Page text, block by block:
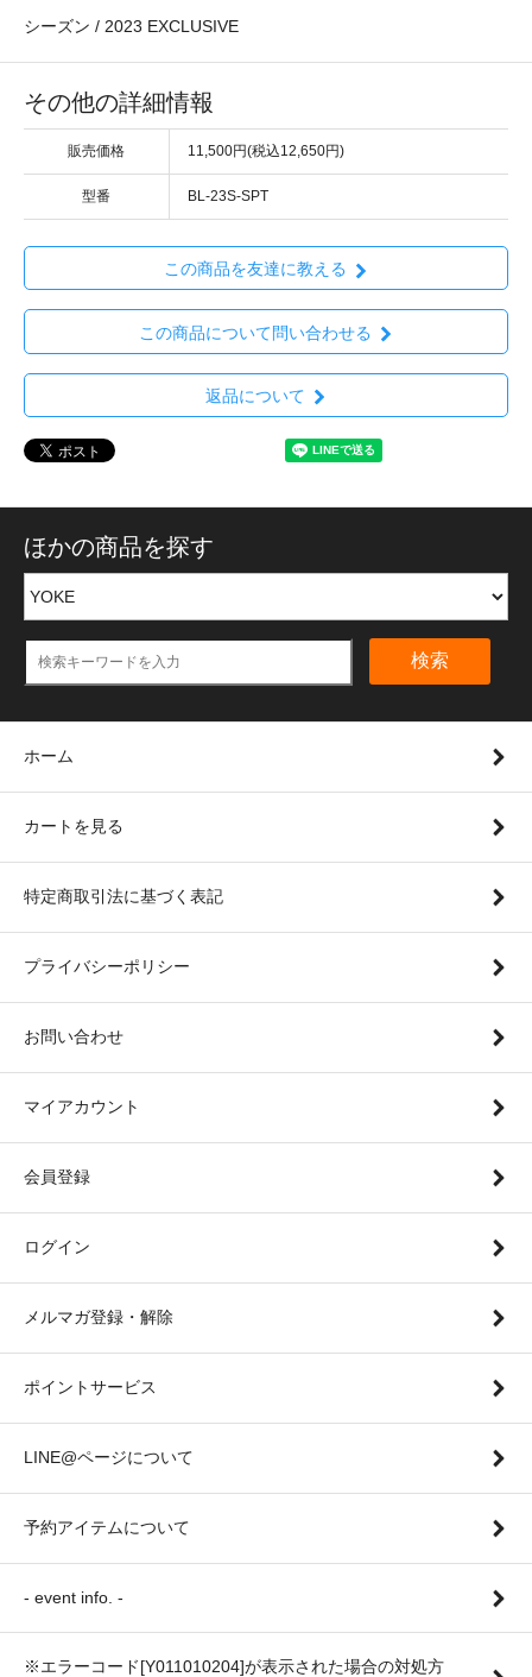
シーズン / 2023 EXCLUSIVE
その他の詳細情報
販売価格 11,500円(税込12,650円)
型番 BL-23S-SPT
この商品を友達に教える
この商品について問い合わせる
返品について
ほかの商品を探す
検索
ホーム
カートを見る
特定商取引法に基づく表記
プライバシーポリシー
お問い合わせ
マイアカウント
会員登録
ログイン
メルマガ登録・解除
ポイントサービス
LINE@ページについて
予約アイテムについて
- event info. -
※エラーコード[Y011010204]が表示された場合の対処方